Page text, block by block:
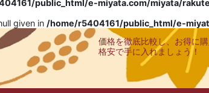
public_html/e-miyata.com/miyata/
given in /home/r5404161/public_html/e-
価格を徹底比較し、お得に
格安で手に入れましょう！